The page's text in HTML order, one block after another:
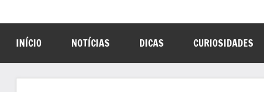
INÍCIO NOTÍCIAS DICAS CURIOSIDADES